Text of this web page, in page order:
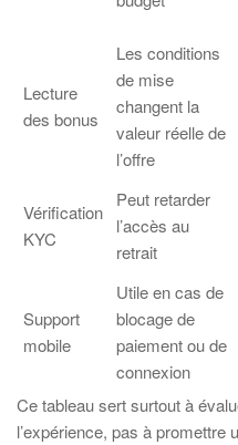
Lecture
des bonus
Les conditions
de mise
changent la
valeur réelle de
l’offre
Vérification
KYC
Peut retarder
l’accès au
retrait
Support
mobile
Utile en cas de
blocage de
paiement ou de
connexion
Ce tableau sert surtout à
l’expérience, pas à